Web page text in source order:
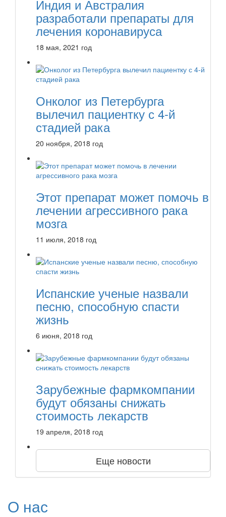
Индия и Австралия
разработали препараты для
лечения коронавируса
18 мая, 2021 год
Онколог из Петербурга
вылечил пациентку с 4-й
стадией рака
20 ноября, 2018 год
Этот препарат может помочь в
лечении агрессивного рака
мозга
11 июля, 2018 год
Испанские ученые назвали
песню, способную спасти
жизнь
6 июня, 2018 год
Зарубежные фармкомпании
будут обязаны снижать
стоимость лекарств
19 апреля, 2018 год
Еще новости
О нас